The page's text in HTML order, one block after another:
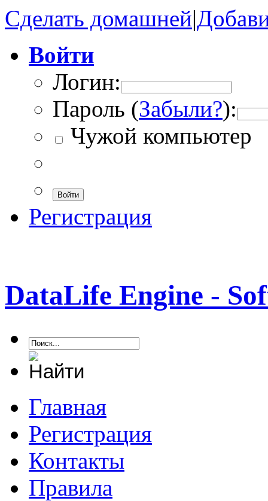
Сделать домашней|
Войти
Логин:
Пароль (Забыли?):
Чужой компьютер
Войти
Регистрация
DataLife Engine -
Главная
Регистрация
Контакты
Правила